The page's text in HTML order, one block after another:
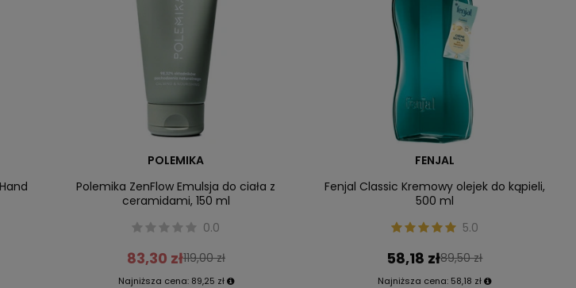
POLEMIKA
Polemika ZenFlow Emulsja do ciała z
ceramidami, 150 ml
0.0
83,30 zł119,00 zł
Najniższa cena: 89,25 zł
FENJAL
Fenjal Classic Kremowy olejek do kąpieli,
500 ml
5.0
58,18 zł89,50 zł
Najniższa cena: 58,18 zł